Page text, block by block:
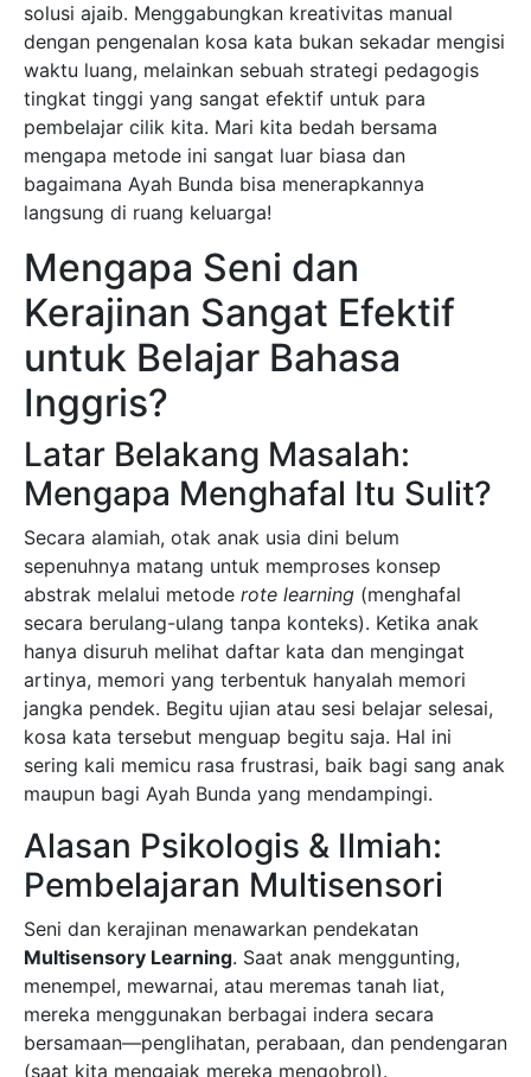
solusi ajaib. Menggabungkan kreativitas manual
dengan pengenalan kosa kata bukan sekadar mengisi
waktu luang, melainkan sebuah strategi pedagogis
tingkat tinggi yang sangat efektif untuk para
pembelajar cilik kita. Mari kita bedah bersama
mengapa metode ini sangat luar biasa dan
bagaimana Ayah Bunda bisa menerapkannya
langsung di ruang keluarga!
Mengapa Seni dan
Kerajinan Sangat Efektif
untuk Belajar Bahasa
Inggris?
Latar Belakang Masalah:
Mengapa Menghafal Itu Sulit?
Secara alamiah, otak anak usia dini belum
sepenuhnya matang untuk memproses konsep
abstrak melalui metode rote learning (menghafal
secara berulang-ulang tanpa konteks). Ketika anak
hanya disuruh melihat daftar kata dan mengingat
artinya, memori yang terbentuk hanyalah memori
jangka pendek. Begitu ujian atau sesi belajar selesai,
kosa kata tersebut menguap begitu saja. Hal ini
sering kali memicu rasa frustrasi, baik bagi sang anak
maupun bagi Ayah Bunda yang mendampingi.
Alasan Psikologis & Ilmiah:
Pembelajaran Multisensori
Seni dan kerajinan menawarkan pendekatan
Multisensory Learning. Saat anak menggunting,
menempel, mewarnai, atau meremas tanah liat,
mereka menggunakan berbagai indera secara
bersamaan—penglihatan, perabaan, dan pendengaran
(saat kita mengajak mereka mengobrol).